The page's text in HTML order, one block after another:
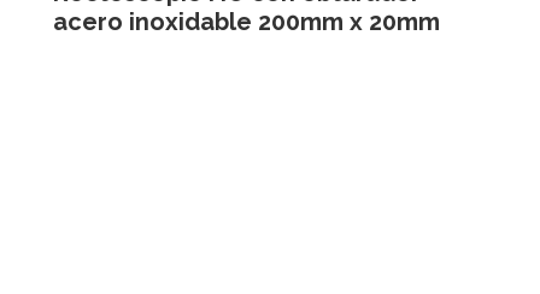
acero inoxidable 200mm x 20mm